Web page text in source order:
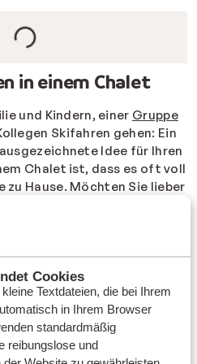
Cookies
Textdateien, die bei Ihrem
in Ihrem Browser
standardmäßig
reibungslose und
in einem Chalet
und Kindern, einer Gruppe
Skifahren gehen: Ein
Idee für Ihren
Chalet ist, dass es oft voll
Hause. Möchten Sie lieber
so nah an den Pisten
vor die Haustür fahren
Wünsche sind, Sie können
Filtern verfeinern.
ein Chalet mit Halbpension
mieten können? Das ist
Eine Wohnung, die